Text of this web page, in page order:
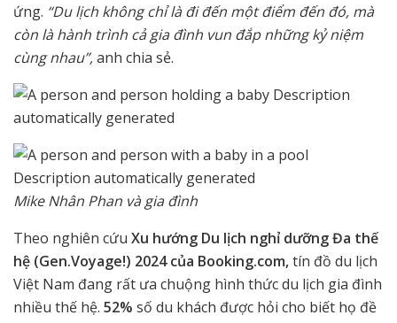
ứng. “Du lịch không chỉ là đi đến một điểm đến đó, mà
còn là hành trình cả gia đình vun đắp những kỷ niệm
cùng nhau”,anh chia sẻ.
Mike Nhân Phan và gia đình
Theo nghiên cứu Xu hướng Du lịch nghỉ dưỡng Đa thế
hệ (Gen.Voyage!) 2024 của Booking.com,tín đồ du lịch
Việt Nam đang rất ưa chuộng hình thức du lịch gia đình
nhiều thế hệ. 52% số du khách được hỏi cho biết họ đề